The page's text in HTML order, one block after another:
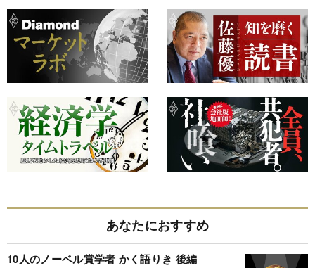
あなたにおすすめ
10人のノーベル賞学者 かく語りき 後編